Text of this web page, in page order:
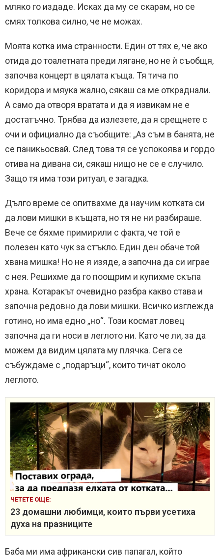
мляко го издаде. Исках да му се скарам, но се
смях толкова силно, че не можах.
Моята котка има странности. Един от тях е, че ако
отида до тоалетната преди лягане, но не ѝ съобщя,
започва концерт в цялата къща. Тя тича по
коридора и мяука жално, сякаш са ме откраднали.
А само да отворя вратата и да я извикам не е
достатъчно. Трябва да излезете, да я срещнете с
очи и официално да съобщите: „Аз съм в банята, не
се паникьосвай. След това тя се успокоява и гордо
отива на дивана си, сякаш нищо не се е случило.
Защо тя има този ритуал, е загадка.
Дълго време се опитвахме да научим котката си
да лови мишки в къщата, но тя не ни разбираше.
Вече се бяхме примирили с факта, че той е
полезен като чук за стъкло. Един ден обаче той
хвана мишка! Но не я изяде, а започна да си играе
с нея. Решихме да го поощрим и купихме скъпа
храна. Котаракът очевидно разбра какво става и
започна редовно да лови мишки. Всичко изглежда
готино, но има едно „но“. Този космат ловец
започна да ги носи в леглото ни. Като че ли, за да
можем да видим цялата му плячка. Сега се
събуждаме с „подаръци“, които тичат около
леглото.
ЧЕТЕТЕ ОЩЕ:
23 домашни любимци, които първи усетиха
духа на празниците
Баба ми има африкански сив папагал, който